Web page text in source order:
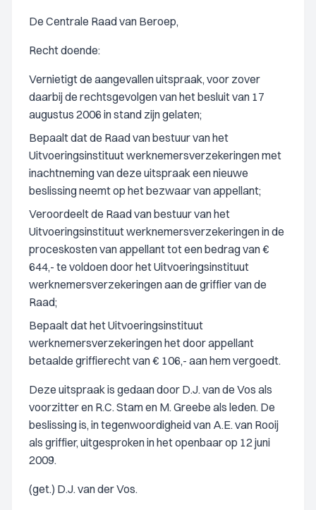
De Centrale Raad van Beroep,
Recht doende:
Vernietigt de aangevallen uitspraak, voor zover
daarbij de rechtsgevolgen van het besluit van 17
augustus 2006 in stand zijn gelaten;
Bepaalt dat de Raad van bestuur van het
Uitvoeringsinstituut werknemersverzekeringen met
inachtneming van deze uitspraak een nieuwe
beslissing neemt op het bezwaar van appellant;
Veroordeelt de Raad van bestuur van het
Uitvoeringsinstituut werknemersverzekeringen in de
proceskosten van appellant tot een bedrag van €
644,- te voldoen door het Uitvoeringsinstituut
werknemersverzekeringen aan de griffier van de
Raad;
Bepaalt dat het Uitvoeringsinstituut
werknemersverzekeringen het door appellant
betaalde griffierecht van € 106,- aan hem vergoedt.
Deze uitspraak is gedaan door D.J. van de Vos als
voorzitter en R.C. Stam en M. Greebe als leden. De
beslissing is, in tegenwoordigheid van A.E. van Rooij
als griffier, uitgesproken in het openbaar op 12 juni
2009.
(get.) D.J. van der Vos.